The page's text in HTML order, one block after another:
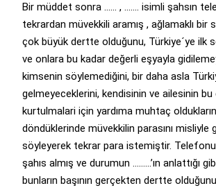
Bir müddet sonra …… , ……. isimli şahsın
tekrardan müvekkili aramış , ağlamaklı bir
çok büyük dertte olduğunu, Türkiye´ye ilk
ve onlara bu kadar değerli eşyayla
kimsenin söylemediğini, bir daha asla
gelmeyeceklerini, kendisinin ve ailesinin bu
kurtulmalari için yardıma muhtaç
döndüklerinde müvekkilin parasını misliyle
söyleyerek tekrar para istemiştir.
şahıs almış ve durumun ………’ın anlattığı
bunların başının gerçekten dertte